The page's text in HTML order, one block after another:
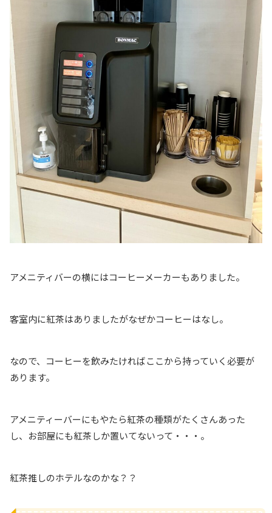
アメニティバーの横にはコーヒーメーカーもありました。
客室内に紅茶はありましたがなぜかコーヒーはなし。
なので、コーヒーを飲みたければここから持っていく必要が
あります。
アメニティーバーにもやたら紅茶の種類がたくさんあった
し、お部屋にも紅茶しか置いてないって・・・。
紅茶推しのホテルなのかな？？